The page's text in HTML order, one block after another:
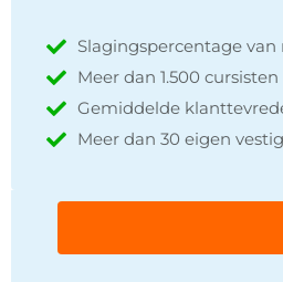
Slagingspercentage van
Meer dan 1.500
Gemiddelde
Meer dan 30 eigen